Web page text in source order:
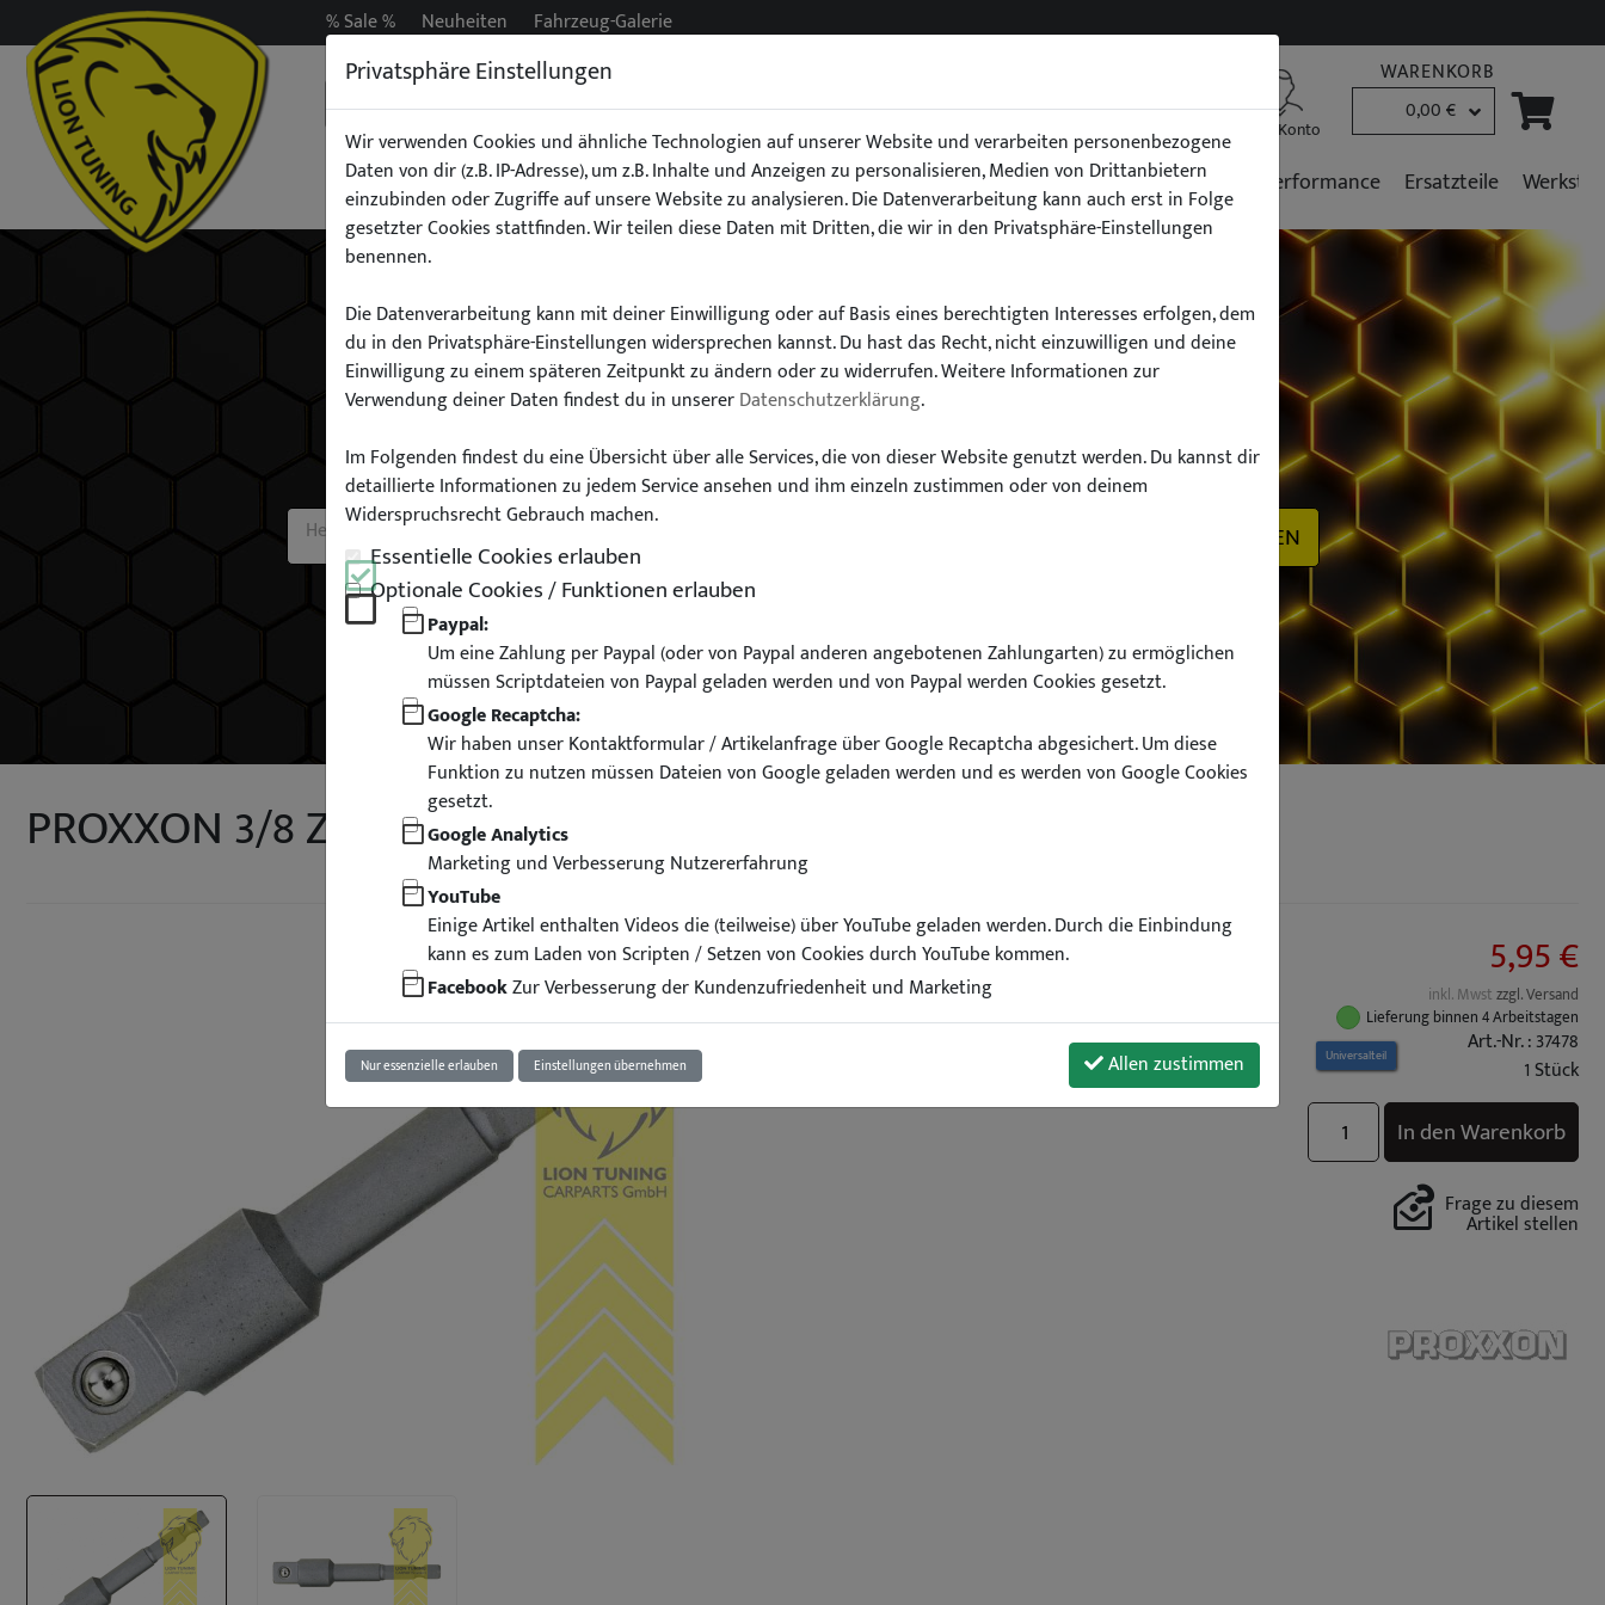
% Sale % Neuheiten Fahrzeug-Galerie
B2B Kunden Mein Konto
WARENKORB
0,00 €
Auspuff Beleuchtung Exterieur Fahrwerk Interieur Stoßstangen/Spoiler Fahrzeugpflege Performance Ersatzteile
Wähle dein Auto
finde alle passenden Teile schnell und einfach
Hersteller: Modell: SUCHEN
PROXXON 3/8 Zoll Bohrmaschinenadapter
5,95 €
inkl. Mwstzzgl. Versand
Lieferung binnen 4 Arbeitstagen
Universalteil
Art.-Nr. : 37478
1 Stück
In den Warenkorb
Frage zu diesem
Artikel stellen
Privatsphäre Einstellungen
Wir verwenden Cookies und ähnliche Technologien auf unserer Website und verarbeiten personenbezogene
Daten von dir (z.B. IP-Adresse), um z.B. Inhalte und Anzeigen zu personalisieren, Medien von Drittanbietern
einzubinden oder Zugriffe auf unsere Website zu analysieren. Die Datenverarbeitung kann auch erst in Folge
gesetzter Cookies stattfinden. Wir teilen diese Daten mit Dritten, die wir in den Privatsphäre-Einstellungen
benennen.
Die Datenverarbeitung kann mit deiner Einwilligung oder auf Basis eines berechtigten Interesses erfolgen, dem
du in den Privatsphäre-Einstellungen widersprechen kannst. Du hast das Recht, nicht einzuwilligen und deine
Einwilligung zu einem späteren Zeitpunkt zu ändern oder zu widerrufen. Weitere Informationen zur
Verwendung deiner Daten findest du in unsererDatenschutzerklärung.
Im Folgenden findest du eine Übersicht über alle Services, die von dieser Website genutzt werden. Du kannst dir
detaillierte Informationen zu jedem Service ansehen und ihm einzeln zustimmen oder von deinem
Widerspruchsrecht Gebrauch machen.
Essentielle Cookies erlauben
Optionale Cookies / Funktionen erlauben
Paypal:
Um eine Zahlung per Paypal (oder von Paypal anderen angebotenen Zahlungarten) zu ermöglichen
müssen Scriptdateien von Paypal geladen werden und von Paypal werden Cookies gesetzt.
Google Recaptcha:
Wir haben unser Kontaktformular / Artikelanfrage über Google Recaptcha abgesichert. Um diese
Funktion zu nutzen müssen Dateien von Google geladen werden und es werden von Google Cookies
gesetzt.
Google Analytics
Marketing und Verbesserung Nutzererfahrung
YouTube
Einige Artikel enthalten Videos die (teilweise) über YouTube geladen werden. Durch die Einbindung
kann es zum Laden von Scripten / Setzen von Cookies durch YouTube kommen.
FacebookZur Verbesserung der Kundenzufriedenheit und Marketing
Nur essenzielle erlauben Einstellungen übernehmen Allen zustimmen